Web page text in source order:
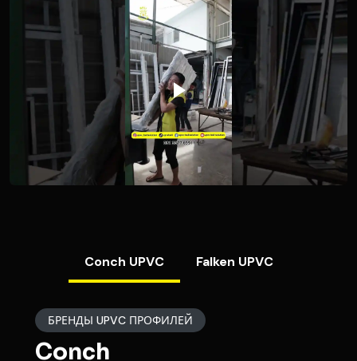
Conch UPVC Falken UPVC
БРЕНДЫ UPVC ПРОФИЛЕЙ
Conch